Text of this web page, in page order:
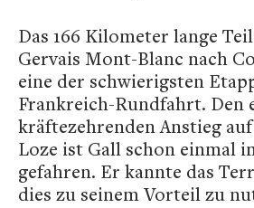
Das 166 Kilometer lange
Gervais Mont-Blanc nach
eine der schwierigsten
Frankreich-Rundfahrt. Den
kräftezehrenden Anstieg
Loze ist Gall schon einmal
gefahren. Er kannte das
dies zu seinem Vorteil zu